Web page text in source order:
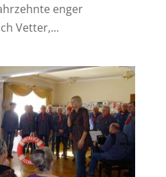
enger
Vetter,...